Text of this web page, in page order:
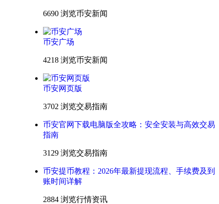
6690 浏览币安新闻
币安广场
4218 浏览币安新闻
币安网页版
3702 浏览交易指南
币安官网下载电脑版全攻略：安全安装与高效交易
指南
3129 浏览交易指南
币安提币教程：2026年最新提现流程、手续费及到
账时间详解
2884 浏览行情资讯